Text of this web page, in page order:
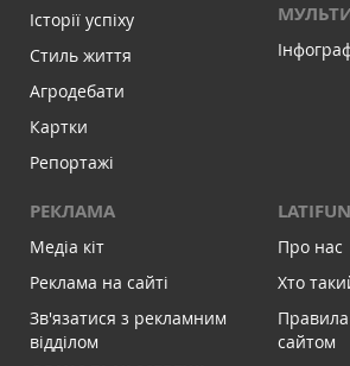
Історії успіху
Стиль життя
Агродебати
Картки
Репортажі
РЕКЛАМА
Медіа кіт
Реклама на сайті
Зв'язатися з рекламним
відділом
Про нас
Хто
сайтом